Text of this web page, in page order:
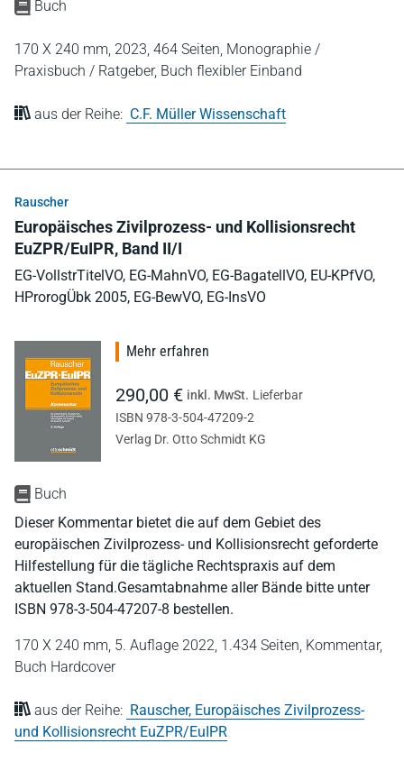
Buch
170 X 240 mm, 2023, 464 Seiten, Monographie /
Praxisbuch / Ratgeber, Buch flexibler Einband
aus der Reihe: C.F. Müller Wissenschaft
Rauscher
Europäisches Zivilprozess- und Kollisionsrecht
EuZPR/EuIPR, Band II/I
EG-VollstrTitelVO, EG-MahnVO, EG-BagatellVO, EU-KPfVO,
HProrogÜbk 2005, EG-BewVO, EG-InsVO
Buch
Dieser Kommentar bietet die auf dem Gebiet des
europäischen Zivilprozess- und Kollisionsrecht geforderte
Hilfestellung für die tägliche Rechtspraxis auf dem
aktuellen Stand.Gesamtabnahme aller Bände bitte unter
ISBN 978-3-504-47207-8 bestellen.
170 X 240 mm, 5. Auflage 2022, 1.434 Seiten, Kommentar,
Buch Hardcover
aus der Reihe: Rauscher, Europäisches Zivilprozess-
und Kollisionsrecht EuZPR/EuIPR
Mehr erfahren
290,00 € inkl. MwSt. Lieferbar
ISBN 978-3-504-47209-2
Verlag Dr. Otto Schmidt KG